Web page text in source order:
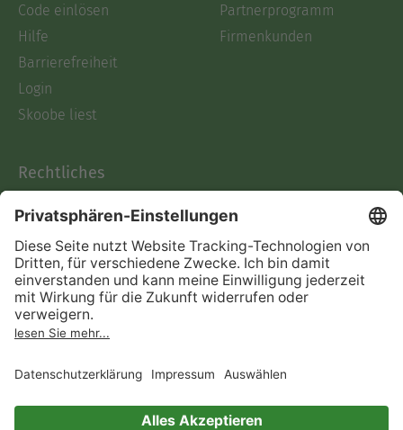
Code einlösen
Hilfe
Barrierefreiheit
Login
Skoobe liest
Partnerprogramm
Firmenkunden
Rechtliches
AGB
Informationen nach Data
Act
Verträge hier kündigen
Impressum